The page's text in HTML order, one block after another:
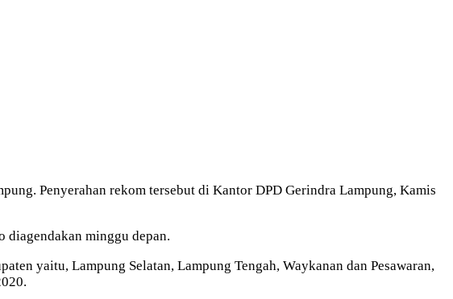
Penyerahan rekom tersebut di Kantor DPD Gerindra Lampung, Kamis
diagendakan minggu depan.
yaitu, Lampung Selatan, Lampung Tengah, Waykanan dan Pesawaran,